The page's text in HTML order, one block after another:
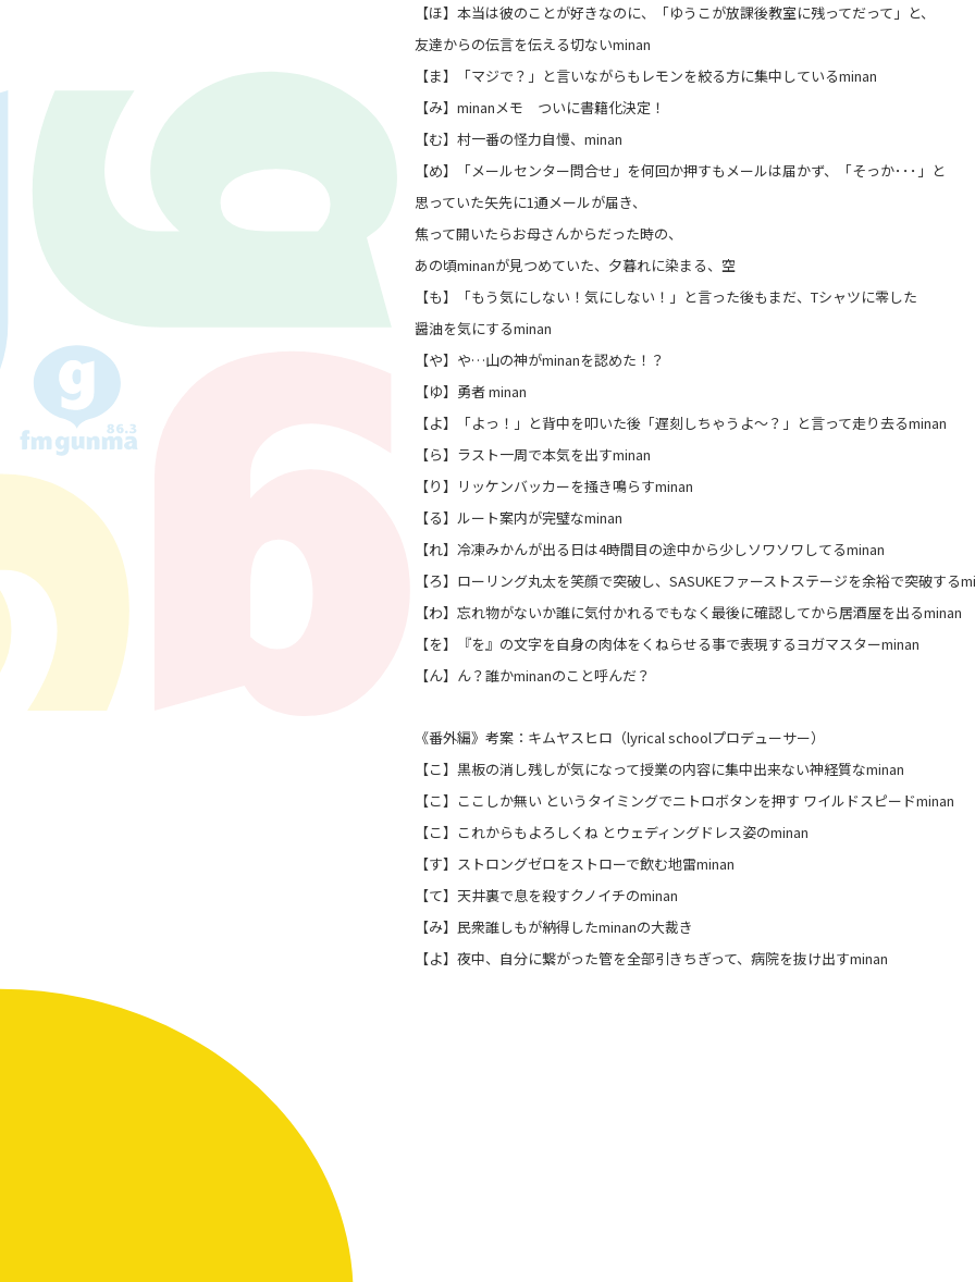
会社概要
採用情報
MHz
82.2MHz
82.0MHz
77.8MHz
Onishi
87.1MHz
Kusatsu
76.7MHz
Manba
88.0MHz
79.4MHz
【ほ】本当は彼のことが好きなのに、「ゆうこが放課後教室に残ってだって」と、
友達からの伝言を伝える切ないminan
【ま】「マジで？」と言いながらもレモンを絞る方に集中しているminan
【み】minanメモ ついに書籍化決定！
【む】村一番の怪力自慢、minan
【め】「メールセンター問合せ」を何回か押すもメールは届かず、「そっか･･･」と
思っていた矢先に1通メールが届き、
焦って開いたらお母さんからだった時の、
あの頃minanが見つめていた、夕暮れに染まる、空
【も】「もう気にしない！気にしない！」と言った後もまだ、Tシャツに零した
醤油を気にするminan
【や】や…山の神がminanを認めた！？
【ゆ】勇者 minan
【よ】「よっ！」と背中を叩いた後「遅刻しちゃうよ～？」と言って走り去るminan
【ら】ラスト一周で本気を出すminan
【り】リッケンバッカーを掻き鳴らすminan
【る】ルート案内が完璧なminan
【れ】冷凍みかんが出る日は4時間目の途中から少しソワソワしてるminan
【ろ】ローリング丸太を笑顔で突破し、SASUKEファーストステージを余裕で突破する
【わ】忘れ物がないか誰に気付かれるでもなく最後に確認してから居酒屋を出るminan
【を】『を』の文字を自身の肉体をくねらせる事で表現するヨガマスターminan
【ん】ん？誰かminanのこと呼んだ？
《番外編》考案：キムヤスヒロ（lyrical schoolプロデューサー）
【こ】黒板の消し残しが気になって授業の内容に集中出来ない神経質なminan
【こ】ここしか無い というタイミングでニトロボタンを押す ワイルドスピードminan
【こ】これからもよろしくね とウェディングドレス姿のminan
【す】ストロングゼロをストローで飲む地雷minan
【て】天井裏で息を殺すクノイチのminan
【み】民衆誰しもが納得したminanの大裁き
【よ】夜中、自分に繋がった管を全部引きちぎって、病院を抜け出すminan